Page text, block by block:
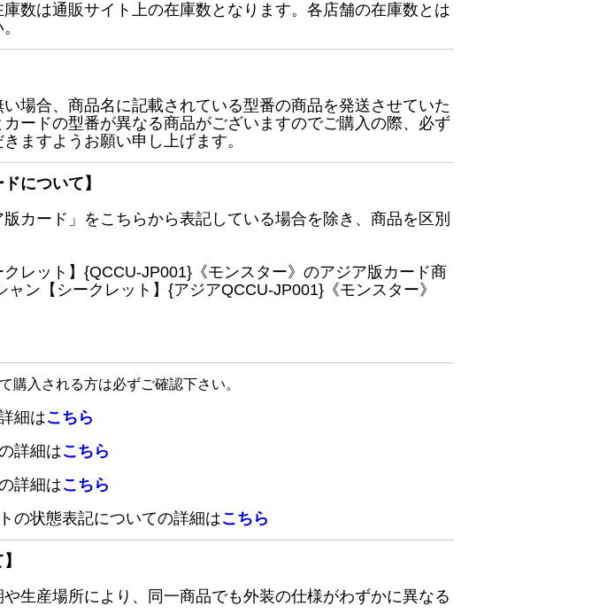
数は通販サイト上の在庫数となります。各店舗の在庫数とは
場合、商品名に記載されている型番の商品を発送させていた
ードの型番が異なる商品がございますのでご購入の際、必ず
ますようお願い申し上げます。
について】
カード」をこちらから表記している場合を除き、商品を区別
レット】{QCCU-JP001}《モンスター》のアジア版カード商
ン【シークレット】{アジアQCCU-JP001}《モンスター》
購入される方は必ずご確認下さい。
細はこちら
詳細はこちら
詳細はこちら
の状態表記についての詳細はこちら
生産場所により、同一商品でも外装の仕様がわずかに異なる